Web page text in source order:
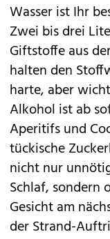
Wasser ist Ihr
Zwei bis drei
Giftstoffe aus
halten den
harte, aber
Alkohol ist ab
Aperitifs und
tückische
nicht nur
Schlaf, sondern
Gesicht am
der Strand-